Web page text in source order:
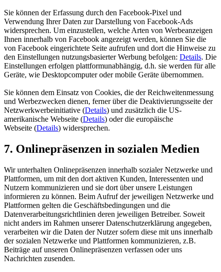
Sie können der Erfassung durch den Facebook-Pixel und
Verwendung Ihrer Daten zur Darstellung von Facebook-Ads
widersprechen. Um einzustellen, welche Arten von Werbeanzeigen
Ihnen innerhalb von Facebook angezeigt werden, können Sie die
von Facebook eingerichtete Seite aufrufen und dort die Hinweise zu
den Einstellungen nutzungsbasierter Werbung befolgen: Details. Die
Einstellungen erfolgen plattformunabhängig, d.h. sie werden für alle
Geräte, wie Desktopcomputer oder mobile Geräte übernommen.
Sie können dem Einsatz von Cookies, die der Reichweitenmessung
und Werbezwecken dienen, ferner über die Deaktivierungsseite der
Netzwerkwerbeinitiative (Details) und zusätzlich die US-
amerikanische Webseite (Details) oder die europäische
Webseite (Details) widersprechen.
7. Onlinepräsenzen in sozialen Medien
Wir unterhalten Onlinepräsenzen innerhalb sozialer Netzwerke und
Plattformen, um mit den dort aktiven Kunden, Interessenten und
Nutzern kommunizieren und sie dort über unsere Leistungen
informieren zu können. Beim Aufruf der jeweiligen Netzwerke und
Plattformen gelten die Geschäftsbedingungen und die
Datenverarbeitungsrichtlinien deren jeweiligen Betreiber. Soweit
nicht anders im Rahmen unserer Datenschutzerklärung angegeben,
verarbeiten wir die Daten der Nutzer sofern diese mit uns innerhalb
der sozialen Netzwerke und Plattformen kommunizieren, z.B.
Beiträge auf unseren Onlinepräsenzen verfassen oder uns
Nachrichten zusenden.